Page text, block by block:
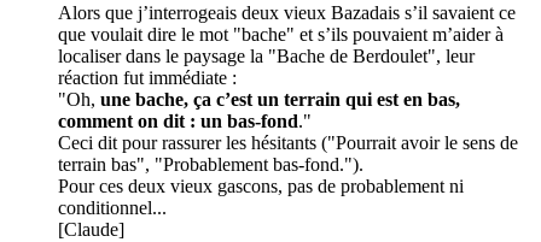
Alors que j’interrogeais deux vieux Bazadais s’il savaient ce
que voulait dire le mot "bache" et s’ils pouvaient m’aider à
localiser dans le paysage la "Bache de Berdoulet", leur
réaction fut immédiate :
"Oh, une bache, ça c’est un terrain qui est en bas,
comment on dit : un bas-fond."
Ceci dit pour rassurer les hésitants ("Pourrait avoir le sens de
terrain bas", "Probablement bas-fond.").
Pour ces deux vieux gascons, pas de probablement ni
conditionnel...
[Claude]